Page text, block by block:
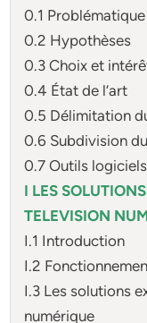
0.1 Problématique
0.2 Hypothèses
0.3 Choix et
0.4 État de l’art
0.5 Délimitation
0.6 Subdivision
0.7 Outils
I LES
TELEVISION
I.1 Introduction
I.2
I.3 Les solutions
numérique